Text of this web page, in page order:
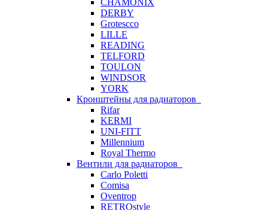
CHAMONIX
DERBY
Grotescco
LILLE
READING
TELFORD
TOULON
WINDSOR
YORK
Кронштейны для радиаторов
Rifar
KERMI
UNI-FITT
Millennium
Royal Thermo
Вентили для радиаторов
Carlo Poletti
Comisa
Oventrop
RETROstyle